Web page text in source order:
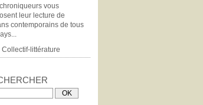
vous
leur lecture de
contemporains de tous
Collectif-littérature